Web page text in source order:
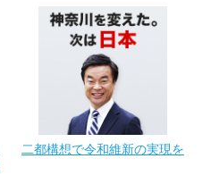
二都構想で令和維新の実現を